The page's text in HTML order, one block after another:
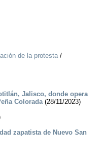
de la protesta/
Jalisco, donde opera
Colorada(28/11/2023)
zapatista de Nuevo San